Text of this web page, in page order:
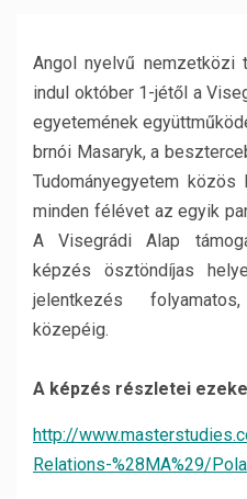
Angol nyelvű nemzetközi
indul október 1-jétől a
egyetemének
brnói Masaryk, a
Tudományegyetem
minden félévet az egyik
A Visegrádi Alap
képzés ösztöndíjas
jelentkezés
közepéig.
A képzés részletei
http://
Relations-%28MA%29/